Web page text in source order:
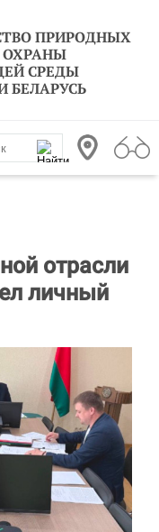
ПРИРОДНЫХ
ОХРАНЫ
СРЕДЫ
БЕЛАРУСЬ
отрасли
личный